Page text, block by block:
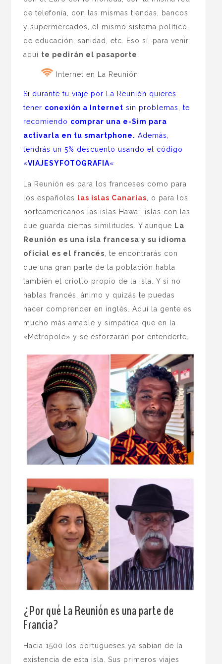
de telefonía, con las mismas tiendas, bancos
y supermercados, el mismo sistema político,
de educación, sanidad, etc. Eso sí, para venir
aquí te pedirán el pasaporte.
Internet en La Reunión
Si durante tu viaje por La Reunión quieres
tener conexión a Internet sin problemas, te
recomiendo comprar una e-Sim para
activarla en tu smartphone. Además,
tendrás un 5% descuento usando el código
«VIAJESYFOTOGRAFIA«
La Reunión es para los franceses como para
los españoles
las islas Canarias , o para los
norteamericanos las islas Hawai, islas con las
que guarda ciertas similitudes. Y aunque La
Reunión es una isla francesa y su idioma
oficial es el francés , te encontrarás con
que una gran parte de la población habla
también el criollo propio de la isla. Y si no
hablas francés, ánimo y quizás te puedas
hacer comprender en inglés. Aquí la gente es
mucho más amable y simpática que en la
«Metropole» y se esforzarán por entenderte.
¿Por qué La Reunión es una parte de
Francia?
Hacia 1500 los portugueses ya sabían de la
existencia de esta isla. Sus primeros viajes